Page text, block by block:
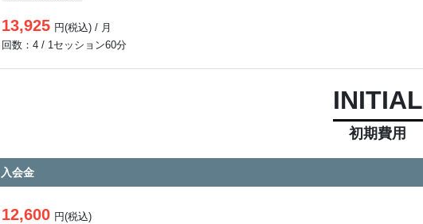
13,925 円(税込) / 月
回数：4 / 1セッション60分
INITIAL
初期費用
入会金
12,600 円(税込)